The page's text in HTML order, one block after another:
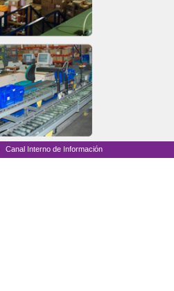
Canal Interno de Información